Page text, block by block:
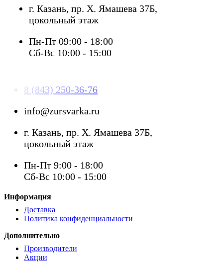
г. Казань, пр. Х. Ямашева 37Б,
цокольный этаж
Пн-Пт 09:00 - 18:00
Сб-Вс 10:00 - 15:00
8 (843) 250-36-76
info@zursvarka.ru
г. Казань, пр. Х. Ямашева 37Б,
цокольный этаж
Пн-Пт 9:00 - 18:00
Сб-Вс 10:00 - 15:00
Информация
Доставка
Политика конфиденциальности
Дополнительно
Производители
Акции